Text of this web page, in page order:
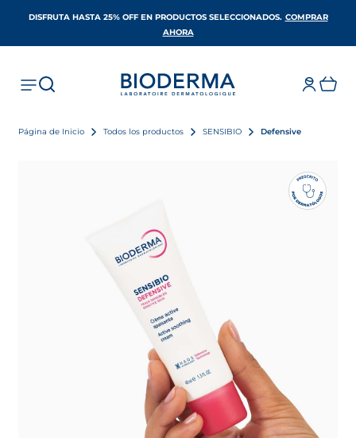
DISFRUTA HASTA 25% OFF EN PRODUCTOS SELECCIONADOS​. COMPRAR
AHORA
Página de Inicio Todos los productos SENSIBIO Defensive